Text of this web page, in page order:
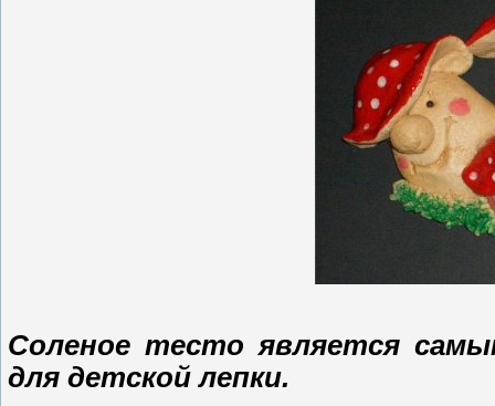
Соленое тесто является
для детской лепки.